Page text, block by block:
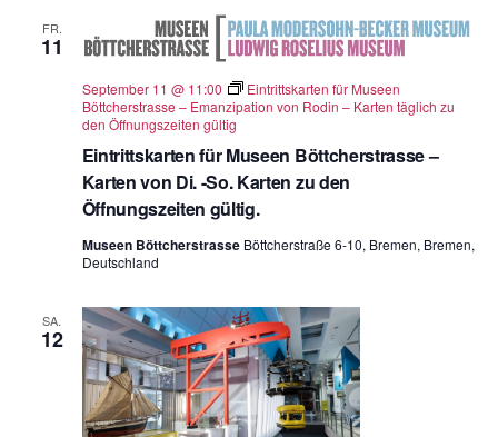
FR.
11
Eintrittskarten für Museen Böttcherstrasse –
Karten von Di. -So. Karten zu den
Öffnungszeiten gültig.
September 11 @ 11:00
Eintrittskarten für Museen
Böttcherstrasse – Emanzipation von Rodin – Karten täglich zu
den Öffnungszeiten gültig
Museen Böttcherstrasse Böttcherstraße 6-10, Bremen, Bremen,
Deutschland
SA.
12